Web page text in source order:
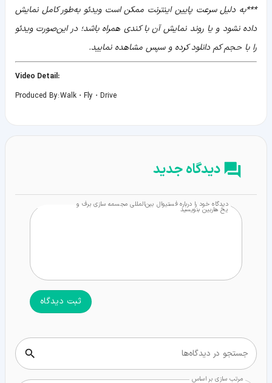
***به دلیل سرعت پایین اینترنت ممکن است ویدئو به‌طور کامل نمایش
داده نشود و یا روند نمایش آن با کندی همراه باشد؛ در این‌صورت ویدئو
را با حجم کم دانلود کرده و سپس مشاهده نمایید.
:Video Detail
Produced By:Walk・Fly・Drive
دیدگاه جدید
دیدگاه خود را درباره فستیوال بین‌المللی مجسمه سازی برف و
یخ هاربین بنویسید
ثبت دیدگاه
جستجو در دیدگاه‌ها
مرتب سازی بر اساس